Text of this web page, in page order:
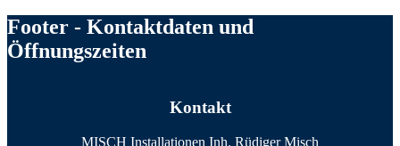
Footer - Kontaktdaten und
Öffnungszeiten
Kontakt
MISCH Installationen Inh. Rüdiger Misch